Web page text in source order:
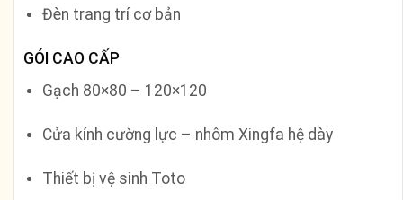
Đèn trang trí cơ bản
GÓI CAO CẤP
Gạch 80×80 – 120×120
Cửa kính cường lực – nhôm Xingfa hệ dày
Thiết bị vệ sinh Toto